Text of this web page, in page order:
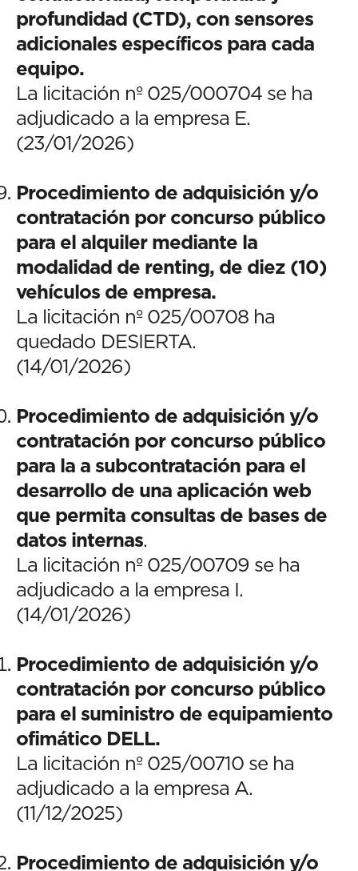
profundidad (CTD), con sensores
adicionales específicos para cada
equipo.
La licitación nº 025/000704 se ha
adjudicado a la empresa E.
(23/01/2026)
Procedimiento de adquisición y/o
contratación por concurso público
para el alquiler mediante la
modalidad de renting, de diez (10)
vehículos de empresa.
La licitación nº 025/00708 ha
quedado DESIERTA.
(14/01/2026)
Procedimiento de adquisición y/o
contratación por concurso público
para la a subcontratación para el
desarrollo de una aplicación web
que permita consultas de bases de
datos internas.
La licitación nº 025/00709 se ha
adjudicado a la empresa I.
(14/01/2026)
Procedimiento de adquisición y/o
contratación por concurso público
para el suministro de equipamiento
ofimático DELL.
La licitación nº 025/00710 se ha
adjudicado a la empresa A.
(11/12/2025)
Procedimiento de adquisición y/o